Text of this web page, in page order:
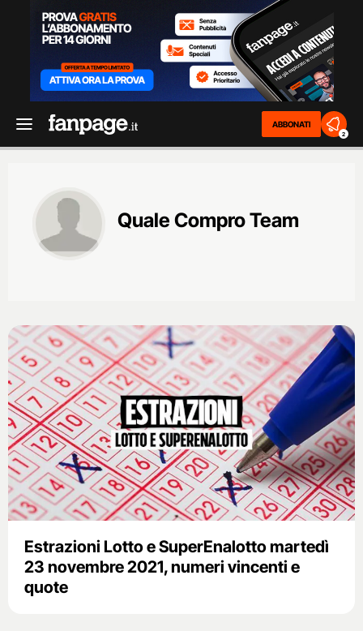
ABBONATI
2
Quale Compro Team
Estrazioni Lotto e SuperEnalotto martedì
23 novembre 2021, numeri vincenti e
quote